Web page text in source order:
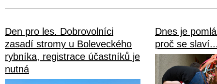
Den pro les. Dobrovolníci
zasadí stromy u Boleveckého
rybníka, registrace účastníků je
nutná
Dnes je
proč se